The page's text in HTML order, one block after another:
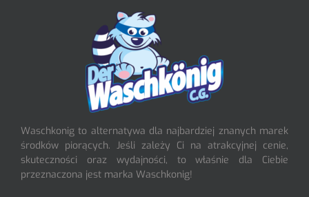
Waschkonig to alternatywa dla najbardziej znanych marek
środków piorących. Jeśli zależy Ci na atrakcyjnej cenie,
skuteczności oraz wydajności, to właśnie dla Ciebie
przeznaczona jest marka Waschkonig!